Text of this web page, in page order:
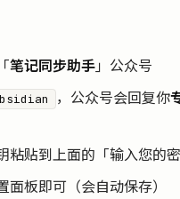
笔记同步助手」公众号
，公众号会回复你
粘贴到上面的「输入您的
面板即可（会自动保存）